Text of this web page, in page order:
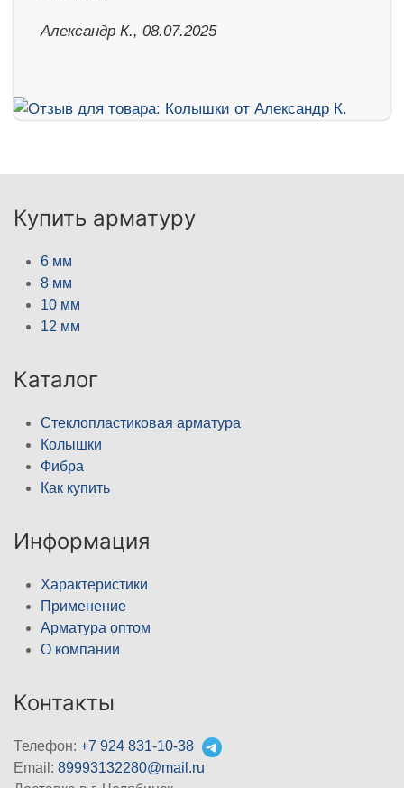
Александр К., 08.07.2025
Купить арматуру
6 мм
8 мм
10 мм
12 мм
Каталог
Стеклопластиковая арматура
Колышки
Фибра
Как купить
Информация
Характеристики
Применение
Арматура оптом
О компании
Контакты
Телефон: +7 924 831-10-38
Email: 89993132280@mail.ru